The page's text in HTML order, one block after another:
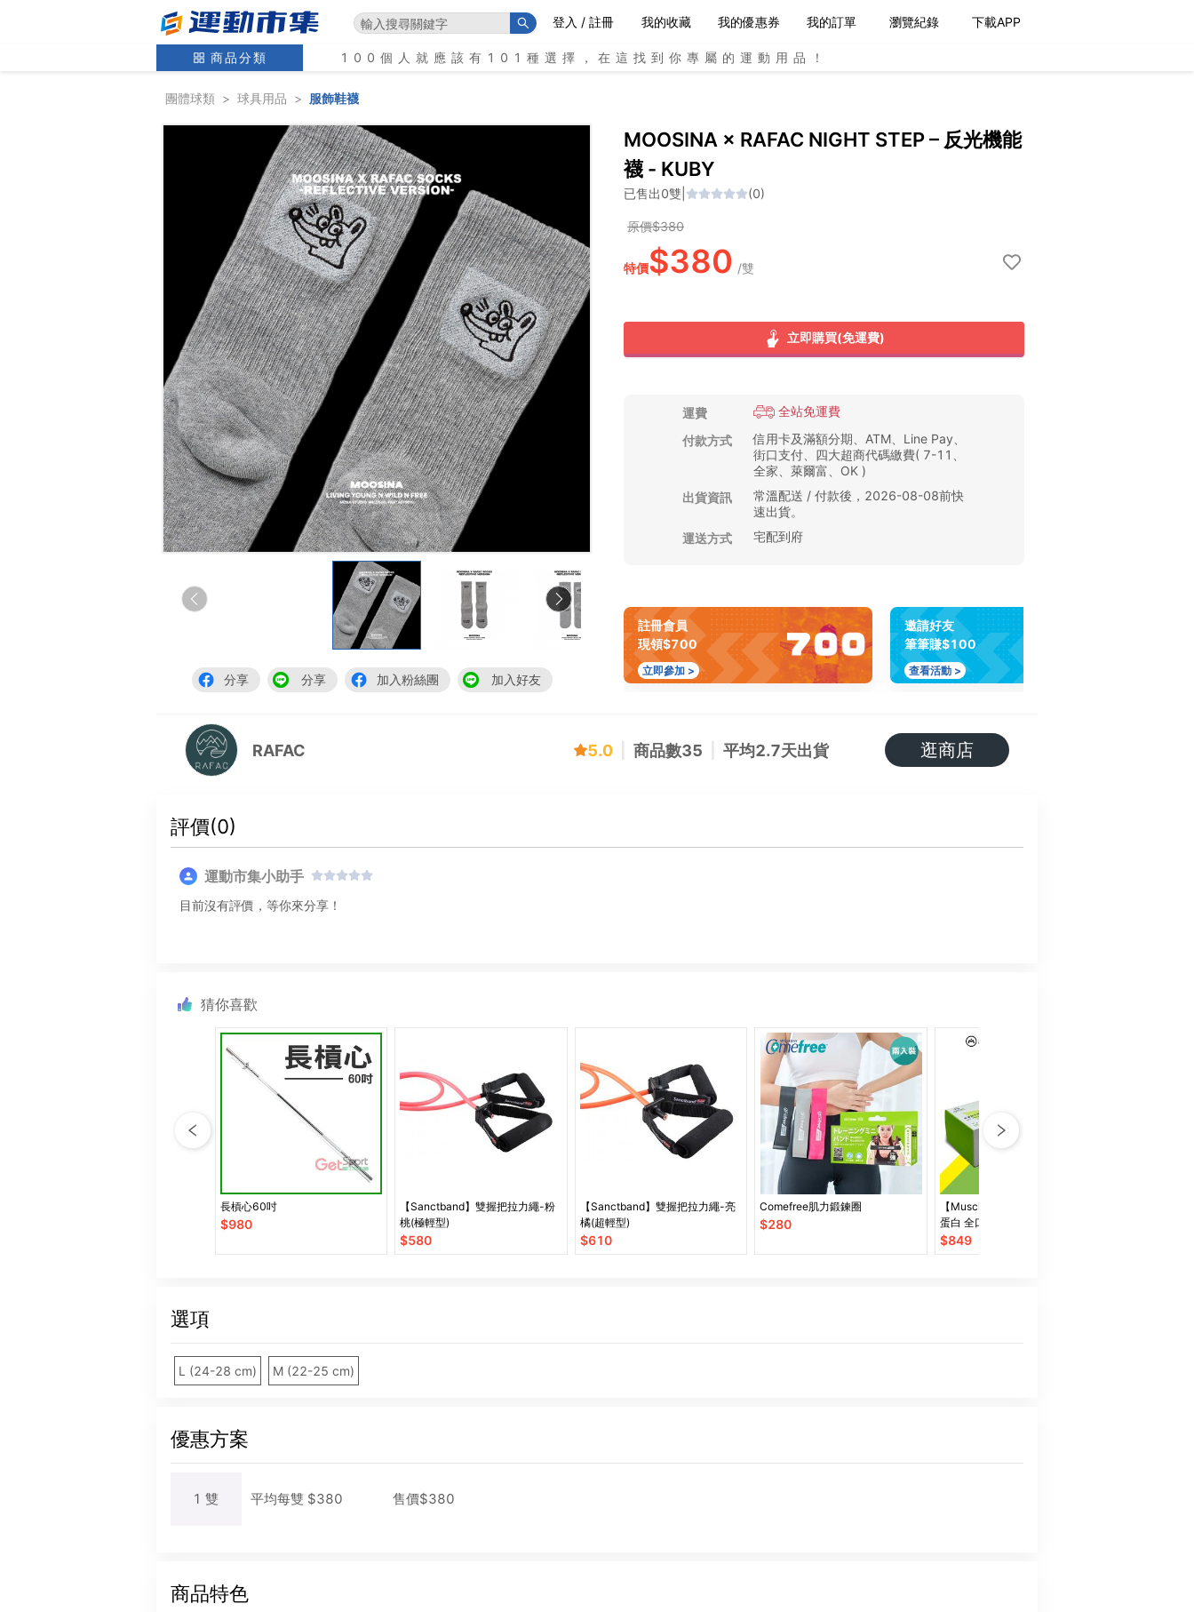
登入 / 註冊 我的收藏 我的優惠券 我的訂單 瀏覽紀錄 下載APP
商品分類 100個人就應該有101種選擇，在這找到你專屬的運動用品！
團體球類 > 球具用品 > 服飾鞋襪
分享 分享 加入粉絲團 加入好友
MOOSINA × RAFAC NIGHT STEP – 反光機能
襪 - KUBY
已售出0雙 (0)
原價$380
特價$380 /雙
立即購買(免運費)
運費
全站免運費
付款方式
信用卡及滿額分期、ATM、Line Pay、
街口支付、四大超商代碼繳費( 7-11、
全家、萊爾富、OK )
出貨資訊
常溫配送 / 付款後，2026-08-08前快
速出貨。
運送方式
宅配到府
註冊會員
現領$700
立即參加 >
邀請好友
筆筆賺$100
查看活動 >
RAFAC 5.0 商品數35 平均2.7天出貨 逛商店
評價(0)
運動市集小助手
目前沒有評價，等你來分享！
猜你喜歡
長槓心60吋
$980
【Sanctband】雙握把拉力繩-粉
桃(極輕型)
$580
【Sanctband】雙握把拉力繩-亮
橘(超輕型)
$610
Comefree肌力鍛鍊圈
$280
【Muscle Fuel】超進階分離大豆
蛋白 全口味 20入禮盒｜天然無化
學味｜素食者 適用
$849
選項
L (24-28 cm) M (22-25 cm)
優惠方案
1 雙 平均每雙 $380 售價$380
商品特色